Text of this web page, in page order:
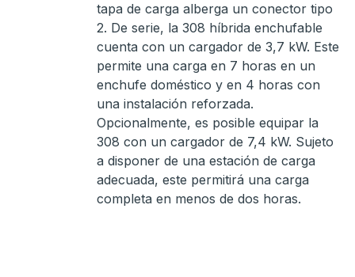
tapa de carga alberga un conector tipo
2. De serie, la 308 híbrida enchufable
cuenta con un cargador de 3,7 kW. Este
permite una carga en 7 horas en un
enchufe doméstico y en 4 horas con
una instalación reforzada.
Opcionalmente, es posible equipar la
308 con un cargador de 7,4 kW. Sujeto
a disponer de una estación de carga
adecuada, este permitirá una carga
completa en menos de dos horas.